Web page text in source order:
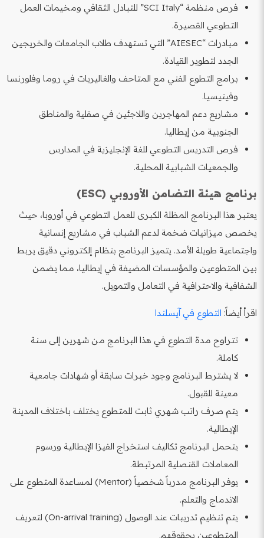
فرص منظمة “SCI Italy” للتبادل الثقافي ومخيمات العمل
التطوعي القصيرة.
مبادرات “AIESEC” التي تستهدف طلاب الجامعات والخريجين
الجدد لتطوير القيادة.
برامج التطوع الفني مع المتاحف والغاليريات في روما وفلورنسا
وفينيسيا.
مشاريع دعم المهاجرين واللاجئين في صقلية والمناطق
الجنوبية من إيطاليا.
فرص التدريس التطوعي للغة الإنجليزية في المدارس
والجمعيات الشبابية المحلية.
برنامج هيئة التضامن الأوروبي (ESC)
يعتبر هذا البرنامج المظلة الكبرى للعمل التطوعي في أوروبا، حيث
يخصص ميزانيات ضخمة لدعم الشباب في مشاريع إنسانية
واجتماعية طويلة الأمد. يتميز البرنامج بنظام إلكتروني دقيق يربط
بين المتطوعين والمؤسسات المضيفة في إيطاليا، مما يضمن
الشفافية والاحترافية في التعامل والتمويل.
اقرأ أيضاً: التطوع في آيسلندا
تتراوح مدة التطوع في هذا البرنامج من شهرين إلى سنة
كاملة.
لا يشترط البرنامج وجود خبرات سابقة أو شهادات جامعية
معينة للقبول.
يتم صرف راتب شهري ثابت للمتطوع يختلف باختلاف المدينة
الإيطالية.
يتحمل البرنامج تكاليف استخراج الفيزا الإيطالية ورسوم
المعاملات القنصلية المرتبطة.
يوفر البرنامج مدرباً شخصياً (Mentor) لمساعدة المتطوع على
الاندماج والتعلم.
يتم تنظيم تدريبات عند الوصول (On-arrival training) لتعريف
المتطوعين بحقوقهم.